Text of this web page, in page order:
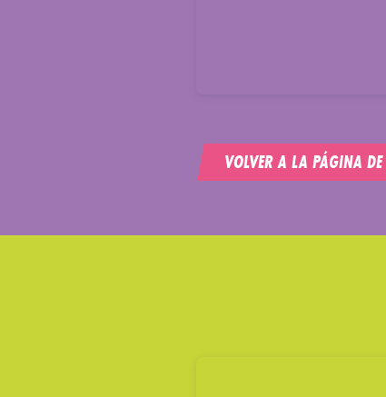
VOLVER A LA PÁGINA